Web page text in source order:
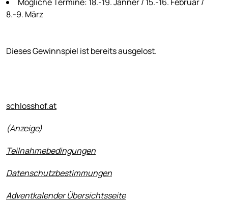
8.-9. März
Dieses Gewinnspiel ist bereits ausgelost.
schlosshof.at
(Anzeige)
Teilnahmebedingungen
Datenschutzbestimmungen
Adventkalender Übersichtsseite